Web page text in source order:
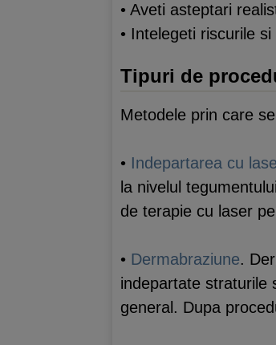
• Aveti asteptari
• Intelegeti riscurile
Tipuri de
Metodele prin care
• Indepartarea cu
la nivelul
de terapie cu laser
• Dermabraziune.
indepartate straturile
general. Dupa